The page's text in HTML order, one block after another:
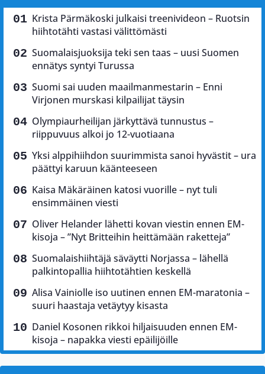
Krista Pärmäkoski julkaisi treenivideon – Ruotsin
hiihtotähti vastasi välittömästi
Suomalaisjuoksija teki sen taas – uusi Suomen
ennätys syntyi Turussa
Suomi sai uuden maailmanmestarin – Enni
Virjonen murskasi kilpailijat täysin
Olympiaurheilijan järkyttävä tunnustus –
riippuvuus alkoi jo 12-vuotiaana
Yksi alppihiihdon suurimmista sanoi hyvästit – ura
päättyi karuun käänteeseen
Kaisa Mäkäräinen katosi vuorille – nyt tuli
ensimmäinen viesti
Oliver Helander lähetti kovan viestin ennen EM-
kisoja – ”Nyt Britteihin heittämään raketteja”
Suomalaishiihtäjä säväytti Norjassa – lähellä
palkintopallia hiihtotähtien keskellä
Alisa Vainiolle iso uutinen ennen EM-maratonia –
suuri haastaja vetäytyy kisasta
Daniel Kosonen rikkoi hiljaisuuden ennen EM-
kisoja – napakka viesti epäilijöille